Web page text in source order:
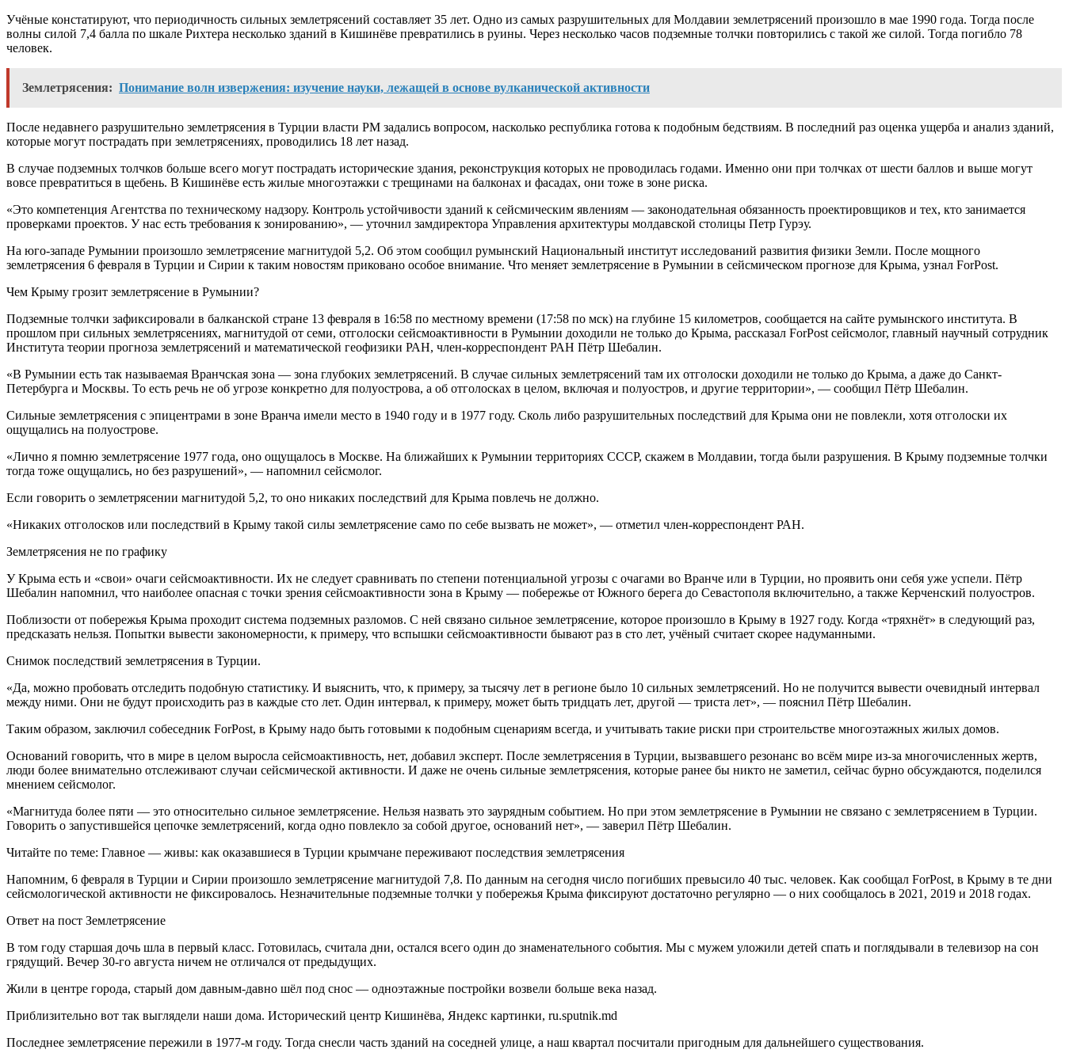
Учёные констатируют, что периодичность сильных землетрясений составляет 35 лет. Одно из самых разрушительных для Молдавии землетрясений произошло в мае 1990 года. Тогда после
волны силой 7,4 балла по шкале Рихтера несколько зданий в Кишинёве превратились в руины. Через несколько часов подземные толчки повторились с такой же силой. Тогда погибло 78
человек.
Землетрясения: Понимание волн извержения: изучение науки, лежащей в основе вулканической активности
После недавнего разрушительно землетрясения в Турции власти РМ задались вопросом, насколько республика готова к подобным бедствиям. В последний раз оценка ущерба и анализ зданий,
которые могут пострадать при землетрясениях, проводились 18 лет назад.
В случае подземных толчков больше всего могут пострадать исторические здания, реконструкция которых не проводилась годами. Именно они при толчках от шести баллов и выше могут
вовсе превратиться в щебень. В Кишинёве есть жилые многоэтажки с трещинами на балконах и фасадах, они тоже в зоне риска.
«Это компетенция Агентства по техническому надзору. Контроль устойчивости зданий к сейсмическим явлениям — законодательная обязанность проектировщиков и тех, кто занимается
проверками проектов. У нас есть требования к зонированию», — уточнил замдиректора Управления архитектуры молдавской столицы Петр Гурэу.
На юго-западе Румынии произошло землетрясение магнитудой 5,2. Об этом сообщил румынский Национальный институт исследований развития физики Земли. После мощного
землетрясения 6 февраля в Турции и Сирии к таким новостям приковано особое внимание. Что меняет землетрясение в Румынии в сейсмическом прогнозе для Крыма, узнал ForPost.
Чем Крыму грозит землетрясение в Румынии?
Подземные толчки зафиксировали в балканской стране 13 февраля в 16:58 по местному времени (17:58 по мск) на глубине 15 километров, сообщается на сайте румынского института. В
прошлом при сильных землетрясениях, магнитудой от семи, отголоски сейсмоактивности в Румынии доходили не только до Крыма, рассказал ForPost сейсмолог, главный научный сотрудник
Института теории прогноза землетрясений и математической геофизики РАН, член-корреспондент РАН Пётр Шебалин.
«В Румынии есть так называемая Вранчская зона — зона глубоких землетрясений. В случае сильных землетрясений там их отголоски доходили не только до Крыма, а даже до Санкт-
Петербурга и Москвы. То есть речь не об угрозе конкретно для полуострова, а об отголосках в целом, включая и полуостров, и другие территории», — сообщил Пётр Шебалин.
Сильные землетрясения с эпицентрами в зоне Вранча имели место в 1940 году и в 1977 году. Сколь либо разрушительных последствий для Крыма они не повлекли, хотя отголоски их
ощущались на полуострове.
«Лично я помню землетрясение 1977 года, оно ощущалось в Москве. На ближайших к Румынии территориях СССР, скажем в Молдавии, тогда были разрушения. В Крыму подземные толчки
тогда тоже ощущались, но без разрушений», — напомнил сейсмолог.
Если говорить о землетрясении магнитудой 5,2, то оно никаких последствий для Крыма повлечь не должно.
«Никаких отголосков или последствий в Крыму такой силы землетрясение само по себе вызвать не может», — отметил член-корреспондент РАН.
Землетрясения не по графику
У Крыма есть и «свои» очаги сейсмоактивности. Их не следует сравнивать по степени потенциальной угрозы с очагами во Вранче или в Турции, но проявить они себя уже успели. Пётр
Шебалин напомнил, что наиболее опасная с точки зрения сейсмоактивности зона в Крыму — побережье от Южного берега до Севастополя включительно, а также Керченский полуостров.
Поблизости от побережья Крыма проходит система подземных разломов. С ней связано сильное землетрясение, которое произошло в Крыму в 1927 году. Когда «тряхнёт» в следующий раз,
предсказать нельзя. Попытки вывести закономерности, к примеру, что вспышки сейсмоактивности бывают раз в сто лет, учёный считает скорее надуманными.
Снимок последствий землетрясения в Турции.
«Да, можно пробовать отследить подобную статистику. И выяснить, что, к примеру, за тысячу лет в регионе было 10 сильных землетрясений. Но не получится вывести очевидный интервал
между ними. Они не будут происходить раз в каждые сто лет. Один интервал, к примеру, может быть тридцать лет, другой — триста лет», — пояснил Пётр Шебалин.
Таким образом, заключил собеседник ForPost, в Крыму надо быть готовыми к подобным сценариям всегда, и учитывать такие риски при строительстве многоэтажных жилых домов.
Оснований говорить, что в мире в целом выросла сейсмоактивность, нет, добавил эксперт. После землетрясения в Турции, вызвавшего резонанс во всём мире из-за многочисленных жертв,
люди более внимательно отслеживают случаи сейсмической активности. И даже не очень сильные землетрясения, которые ранее бы никто не заметил, сейчас бурно обсуждаются, поделился
мнением сейсмолог.
«Магнитуда более пяти — это относительно сильное землетрясение. Нельзя назвать это заурядным событием. Но при этом землетрясение в Румынии не связано с землетрясением в Турции.
Говорить о запустившейся цепочке землетрясений, когда одно повлекло за собой другое, оснований нет», — заверил Пётр Шебалин.
Читайте по теме: Главное — живы: как оказавшиеся в Турции крымчане переживают последствия землетрясения
Напомним, 6 февраля в Турции и Сирии произошло землетрясение магнитудой 7,8. По данным на сегодня число погибших превысило 40 тыс. человек. Как сообщал ForPost, в Крыму в те дни
сейсмологической активности не фиксировалось. Незначительные подземные толчки у побережья Крыма фиксируют достаточно регулярно — о них сообщалось в 2021, 2019 и 2018 годах.
Ответ на пост Землетрясение
В том году старшая дочь шла в первый класс. Готовилась, считала дни, остался всего один до знаменательного события. Мы с мужем уложили детей спать и поглядывали в телевизор на сон
грядущий. Вечер 30-го августа ничем не отличался от предыдущих.
Жили в центре города, старый дом давным-давно шёл под снос — одноэтажные постройки возвели больше века назад.
Приблизительно вот так выглядели наши дома. Исторический центр Кишинёва, Яндекс картинки, ru.sputnik.md
Последнее землетрясение пережили в 1977-м году. Тогда снесли часть зданий на соседней улице, а наш квартал посчитали пригодным для дальнейшего существования.